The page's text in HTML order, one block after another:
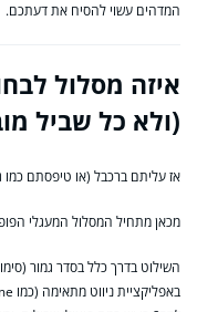
המדהים עשוי להסיח את דעתכם.
איזה מסלול
(ולא כל שביל
אז עליתם ברכבל (או טיפסתם כמו
מכאן מתחיל המסלול המעגלי
השילוט בדרך כלל בסדר גמור
באפליקציית ניווט מתאימה (כמו Maps.me או AllTrails) עם מסלול שהורדתם מראש.